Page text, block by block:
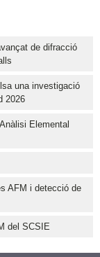
de difracció
una investigació
2026
Elemental
AFM i detecció de
del SCSIE